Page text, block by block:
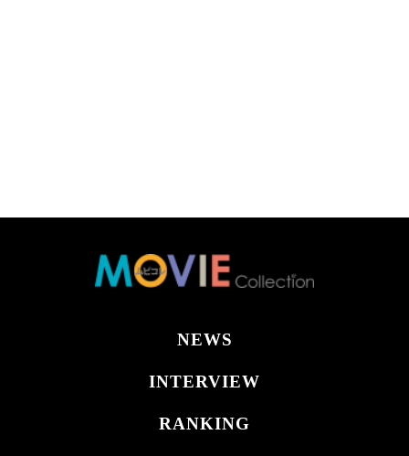
NEWS
INTERVIEW
RANKING